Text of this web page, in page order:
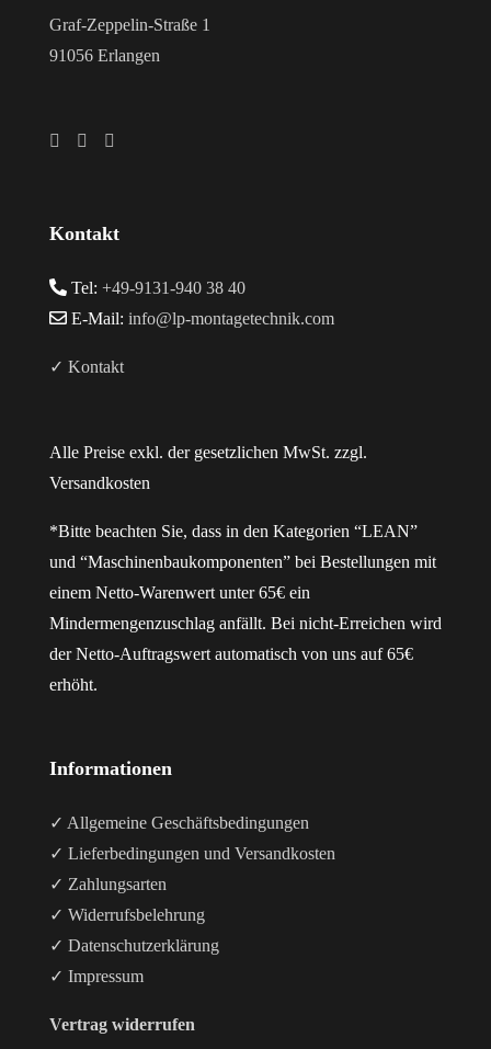
Graf-Zeppelin-Straße 1
91056 Erlangen
Kontakt
Tel: +49-9131-940 38 40
E-Mail: info@lp-montagetechnik.com
✓ Kontakt
Alle Preise exkl. der gesetzlichen MwSt. zzgl.
Versandkosten
*Bitte beachten Sie, dass in den Kategorien “LEAN”
und “Maschinenbaukomponenten” bei Bestellungen mit
einem Netto-Warenwert unter 65€ ein
Mindermengenzuschlag anfällt. Bei nicht-Erreichen wird
der Netto-Auftragswert automatisch von uns auf 65€
erhöht.
Informationen
✓ Allgemeine Geschäftsbedingungen
✓ Lieferbedingungen und Versandkosten
✓ Zahlungsarten
✓ Widerrufsbelehrung
✓ Datenschutzerklärung
✓ Impressum
Vertrag widerrufen